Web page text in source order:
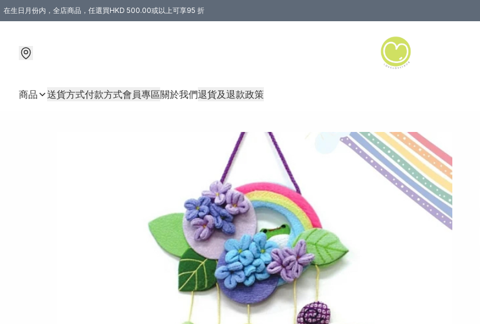
在生日月份内，全店商品，任選買HKD 500.00或以上可享95 折
商品 送貨方式付款方式會員專區關於我們退貨及退款政策